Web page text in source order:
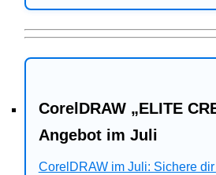
CorelDRAW „ELITE
Angebot im Juli
CorelDRAW im Juli: Sichere